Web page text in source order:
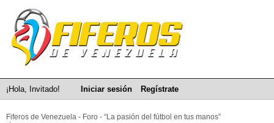
¡Hola, Invitado! Iniciar sesión Regístrate
Fiferos de Venezuela - Foro - “La pasión del fútbol en tus manos”